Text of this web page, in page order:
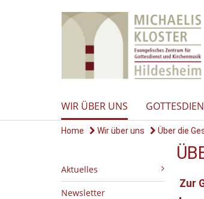
WIR ÜBER UNS
Home Wir über uns Über die
Aktuelles
Newsletter
Zur